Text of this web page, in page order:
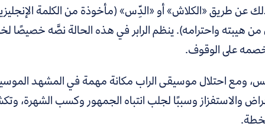
من هيبته واحترامه). ينظم الرابر في هذه الحالة نصَّه
على الوقوف.
ومع احتلال موسيقى الراب مكانة مهمة في المشهد
والاستفزاز وسببًا لجلب انتباه الجمهور وكسب